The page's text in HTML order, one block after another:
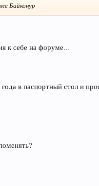
Байконур
к себе на форуме...
года в паспортный стол и